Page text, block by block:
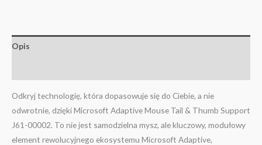
Opis
Odkryj technologię, która dopasowuje się do Ciebie, a nie
odwrotnie, dzięki Microsoft Adaptive Mouse Tail & Thumb Support
J61-00002. To nie jest samodzielna mysz, ale kluczowy, modułowy
element rewolucyjnego ekosystemu Microsoft Adaptive,